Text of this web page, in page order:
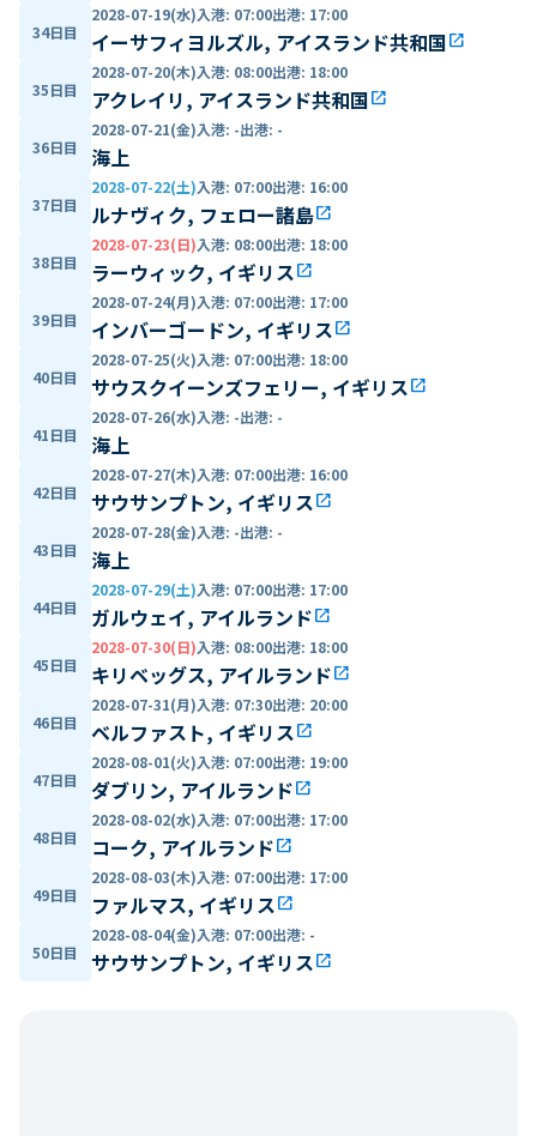
34日目
2028-07-19(水)入港: 07:00出港: 17:00
イーサフィヨルズル, アイスランド共和国open_in_new
35日目
2028-07-20(木)入港: 08:00出港: 18:00
アクレイリ, アイスランド共和国open_in_new
36日目
2028-07-21(金)入港: -出港: -
海上
37日目
2028-07-22(土)入港: 07:00出港: 16:00
ルナヴィク, フェロー諸島open_in_new
38日目
2028-07-23(日)入港: 08:00出港: 18:00
ラーウィック, イギリスopen_in_new
39日目
2028-07-24(月)入港: 07:00出港: 17:00
インバーゴードン, イギリスopen_in_new
40日目
2028-07-25(火)入港: 07:00出港: 18:00
サウスクイーンズフェリー, イギリスopen_in_new
41日目
2028-07-26(水)入港: -出港: -
海上
42日目
2028-07-27(木)入港: 07:00出港: 16:00
サウサンプトン, イギリスopen_in_new
43日目
2028-07-28(金)入港: -出港: -
海上
44日目
2028-07-29(土)入港: 07:00出港: 17:00
ガルウェイ, アイルランドopen_in_new
45日目
2028-07-30(日)入港: 08:00出港: 18:00
キリベッグス, アイルランドopen_in_new
46日目
2028-07-31(月)入港: 07:30出港: 20:00
ベルファスト, イギリスopen_in_new
47日目
2028-08-01(火)入港: 07:00出港: 19:00
ダブリン, アイルランドopen_in_new
48日目
2028-08-02(水)入港: 07:00出港: 17:00
コーク, アイルランドopen_in_new
49日目
2028-08-03(木)入港: 07:00出港: 17:00
ファルマス, イギリスopen_in_new
50日目
2028-08-04(金)入港: 07:00出港: -
サウサンプトン, イギリスopen_in_new